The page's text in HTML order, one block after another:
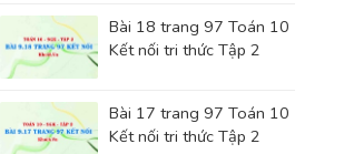
Bài 18 trang 97 Toán 10
Kết nối tri thức Tập 2
Bài 17 trang 97 Toán 10
Kết nối tri thức Tập 2